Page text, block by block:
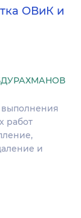
ОВиК и
выполнения
работ
и